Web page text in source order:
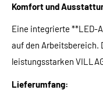
Komfort und
Eine integrierte **LED-
auf den Arbeitsbereich.
leistungsstarken
Lieferumfang: